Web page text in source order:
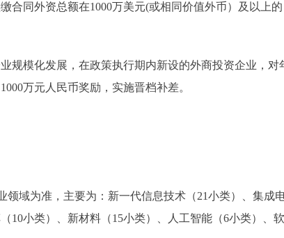
同外资总额在1000万美元(或相同价值外币）及以上
模化发展，在政策执行期内新设的外商投资企业，对
万元人民币奖励，实施晋档补差。
域为准，主要为：新一代信息技术（21小类）、集成
10小类）、新材料（15小类）、人工智能（6小类）、